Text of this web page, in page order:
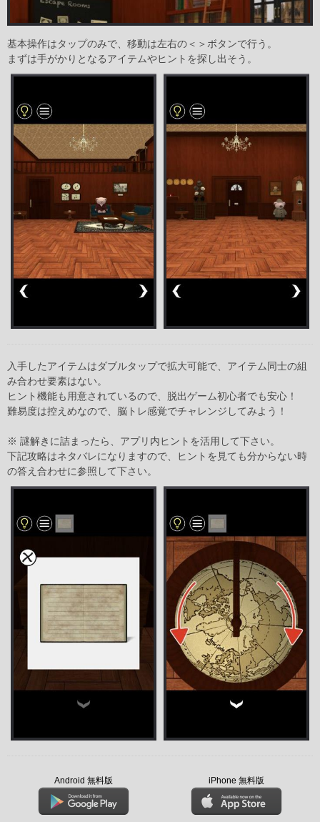
基本操作はタップのみで、移動は左右の＜＞ボタンで行う。
まずは手がかりとなるアイテムやヒントを探し出そう。
入手したアイテムはダブルタップで拡大可能で、アイテム同士の組
み合わせ要素はない。
ヒント機能も用意されているので、脱出ゲーム初心者でも安心！
難易度は控えめなので、脳トレ感覚でチャレンジしてみよう！
※ 謎解きに詰まったら、アプリ内ヒントを活用して下さい。
下記攻略はネタバレになりますので、ヒントを見ても分からない時
の答え合わせに参照して下さい。
Android 無料版 iPhone 無料版